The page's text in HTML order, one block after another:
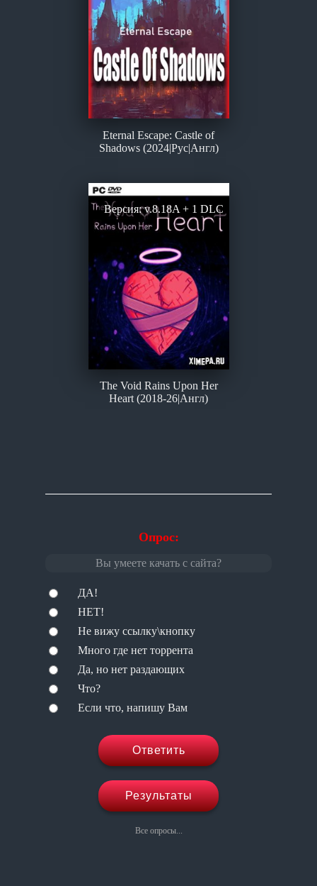
Опрос:
Вы умеете качать с сайта?
ДА!
НЕТ!
Не вижу ссылку\кнопку
Много где нет торрента
Да, но нет раздающих
Что?
Если что, напишу Вам
Ответить
Результаты
Все опросы...
Eternal Escape: Castle of
Shadows (2024|Рус|Англ)
The Void Rains Upon Her
Heart (2018-26|Англ)
Версия: v.8.18A + 1 DLC